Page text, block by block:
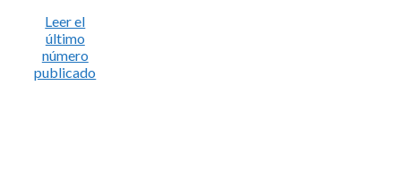
Leer el
último
número
publicado